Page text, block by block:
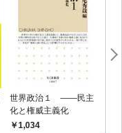
世界政治１ ――民主
化と権威主義化
1,034